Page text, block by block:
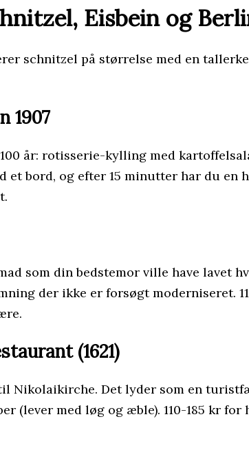
Eisbein og
schnitzel på størrelse med en
1907
år: rotisserie-kylling med
et bord, og efter 15 minutter har du
som din bedstemor ville have lavet
der ikke er forsøgt moderniseret.
(1621)
Nikolaikirche. Det lyder som en
(lever med løg og æble). 110-185 kr